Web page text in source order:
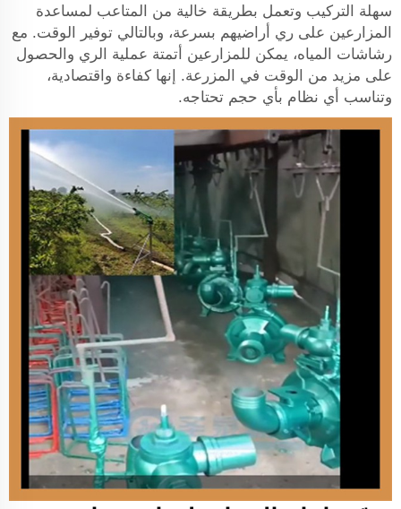
سهلة التركيب وتعمل بطريقة خالية من المتاعب لمساعدة
المزارعين على ري أراضيهم بسرعة، وبالتالي توفير الوقت. مع
رشاشات المياه، يمكن للمزارعين أتمتة عملية الري والحصول
على مزيد من الوقت في المزرعة. إنها كفاءة واقتصادية،
وتناسب أي نظام بأي حجم تحتاجه.